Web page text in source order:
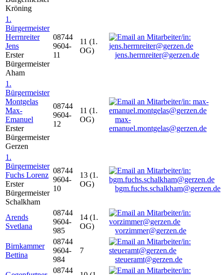
Kröning
1.
Bürgermeister
Herrnreiter
Jens
Erster
Bürgermeister
Aham
08744
9604-
11
11 (1.
OG)
jens.herrnreiter@gerzen.de
1.
Bürgermeister
Montgelas
Max-
Emanuel
Erster
Bürgermeister
Gerzen
08744
9604-
12
11 (1.
OG)
max-
emanuel.montgelas@gerzen.de
1.
Bürgermeister
Fuchs Lorenz
Erster
Bürgermeister
Schalkham
08744
9604-
10
13 (1.
OG)
bgm.fuchs.schalkham@gerzen.de
Arends
Svetlana
08744
9604-
985
14 (1.
OG)
vorzimmer@gerzen.de
Birnkammer
Bettina
08744
9604-
984
7
steueramt@gerzen.de
08744